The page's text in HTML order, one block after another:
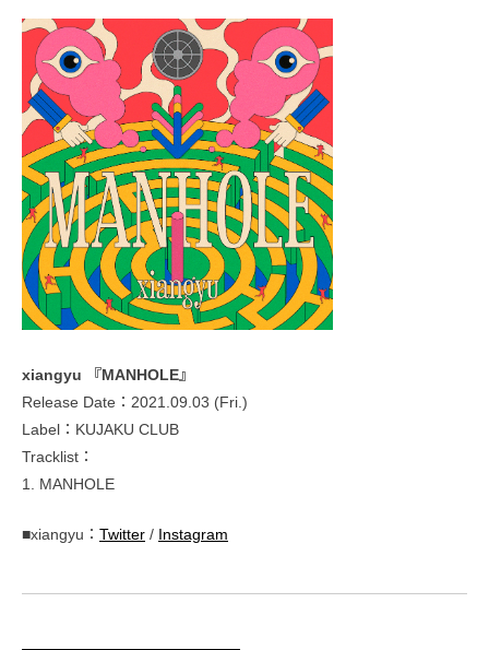
xiangyu 『MANHOLE』
Release Date：2021.09.03 (Fri.)
Label：KUJAKU CLUB
Tracklist：
1. MANHOLE
■xiangyu： Twitter / Instagram